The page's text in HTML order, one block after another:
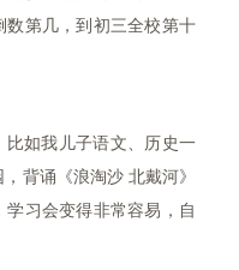
数第几，到初三全校第十
如我儿子语文、历史一
背诵《浪淘沙 北戴河》
习会变得非常容易，自